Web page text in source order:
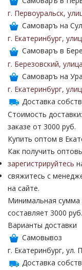
г. Первоуральск,
Самоваръ на
г. Екатеринбург,
Самоваръ в
г. Березовский,
Самоваръ на
г. Екатеринбург,
Доставка
Стоимость
заказе от 3000 руб.
Купить оптом в
Как получить
зарегистрируйтесь
свяжитесь с
на сайте.
Минимальная сумма
составляет 3000 руб.
Варианты доставки
Самовывоз
г. Екатеринбург, ул.
Доставка